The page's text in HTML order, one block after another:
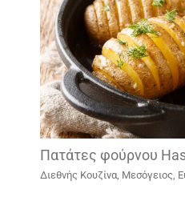
Πατάτες φούρνου
Διεθνής Κουζίνα, Μεσόγειος,